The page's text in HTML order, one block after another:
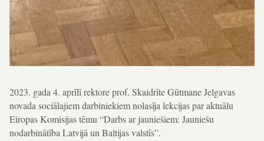
2023. gada 4. aprīlī rektore prof. Skaidrīte Gūtmane Jelgavas
novada sociālajiem darbiniekiem nolasīja lekcijas par aktuālu
Eiropas Komisijas tēmu “Darbs ar jauniešiem: Jauniešu
nodarbinātība Latvijā un Baltijas valstīs”.